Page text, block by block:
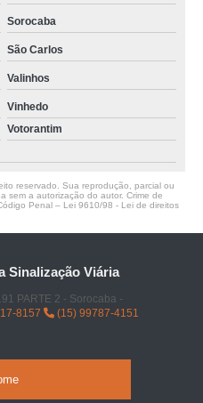
Sorocaba
São Carlos
Valinhos
Vinhedo
Votorantim
reservado. Sua reprodução, parcial ou
sem a autorização do autor. Crime de
Penal – Lei 9610/98 - Lei de direitos
Sinalização Viária
PARTE 2 - Sorocaba -
8157 (15) 99787-4151